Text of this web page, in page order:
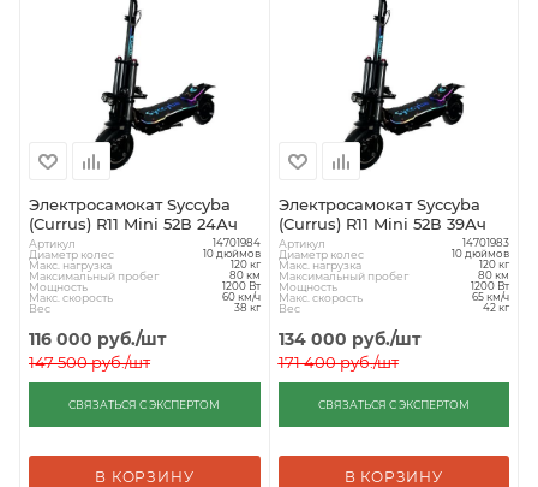
Электросамокат Syccyba
(Currus) R11 Mini 52В 24Ач
Артикул 14701984
Диаметр колес 10 дюймов
Макс. нагрузка 120 кг
Максимальный пробег 80 км
Мощность 1200 Вт
Макс. скорость 60 км/ч
Вес 38 кг
116 000 руб./шт
147 500руб./шт
СВЯЗАТЬСЯ С ЭКСПЕРТОМ
В КОРЗИНУ
Электросамокат Syccyba
(Currus) R11 Mini 52В 39Ач
Артикул 14701983
Диаметр колес 10 дюймов
Макс. нагрузка 120 кг
Максимальный пробег 80 км
Мощность 1200 Вт
Макс. скорость 65 км/ч
Вес 42 кг
134 000 руб./шт
171 400руб./шт
СВЯЗАТЬСЯ С ЭКСПЕРТОМ
В КОРЗИНУ